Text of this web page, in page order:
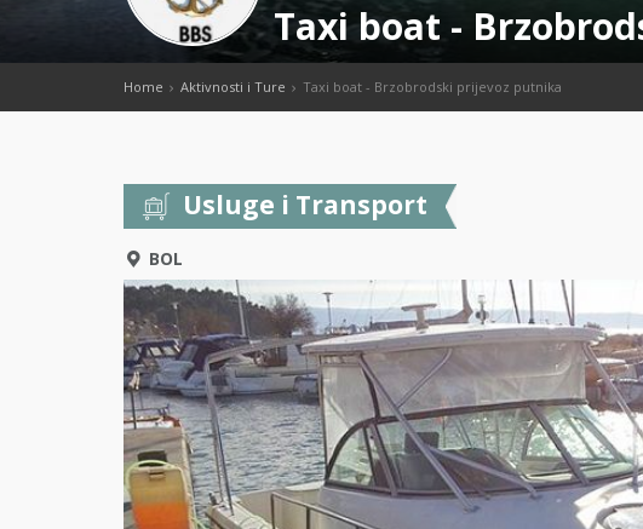
Taxi boat -
Home Aktivnosti i Ture Taxi boat - Brzobrodski prijevoz putnika
Usluge i Transport
BOL